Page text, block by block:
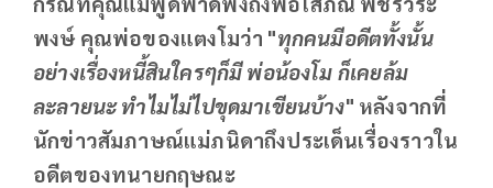
พงษ์ คุณพ่อของแตงโมว่า "ทุกคนมีอดีตทั้งนั้น
อย่างเรื่องหนี้สินใครๆก็มี พ่อน้องโม ก็เคยล้ม
ละลายนะ ทำไมไม่ไปขุดมาเขียนบ้าง" หลังจากที่
นักข่าวสัมภาษณ์แม่ภนิดาถึงประเด็นเรื่องราวใน
อดีตของทนายกฤษณะ